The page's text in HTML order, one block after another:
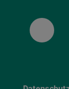
Instagram